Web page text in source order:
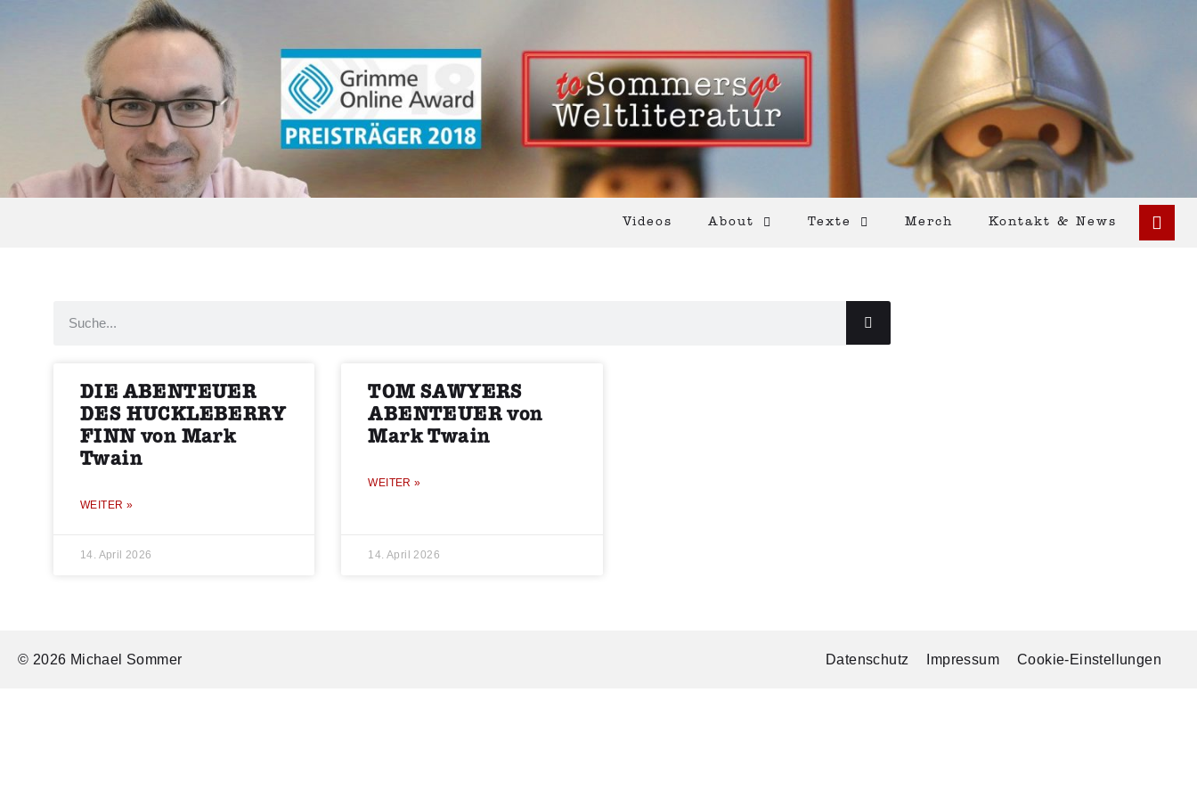
Videos About Texte Merch Kontakt & News
DIE ABENTEUER
DES HUCKLEBERRY
FINN von Mark
Twain
WEITER »
14. April 2026
TOM SAWYERS
ABENTEUER von
Mark Twain
WEITER »
14. April 2026
© 2026 Michael Sommer Datenschutz Impressum Cookie-Einstellungen